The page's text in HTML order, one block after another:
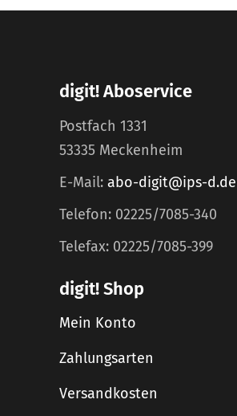
digit! Aboservice
Postfach 1331
53335 Meckenheim
E-Mail: abo-digit@ips-d.de
Telefon: 02225/7085-340
Telefax: 02225/7085-399
digit! Shop
Mein Konto
Zahlungsarten
Versandkosten